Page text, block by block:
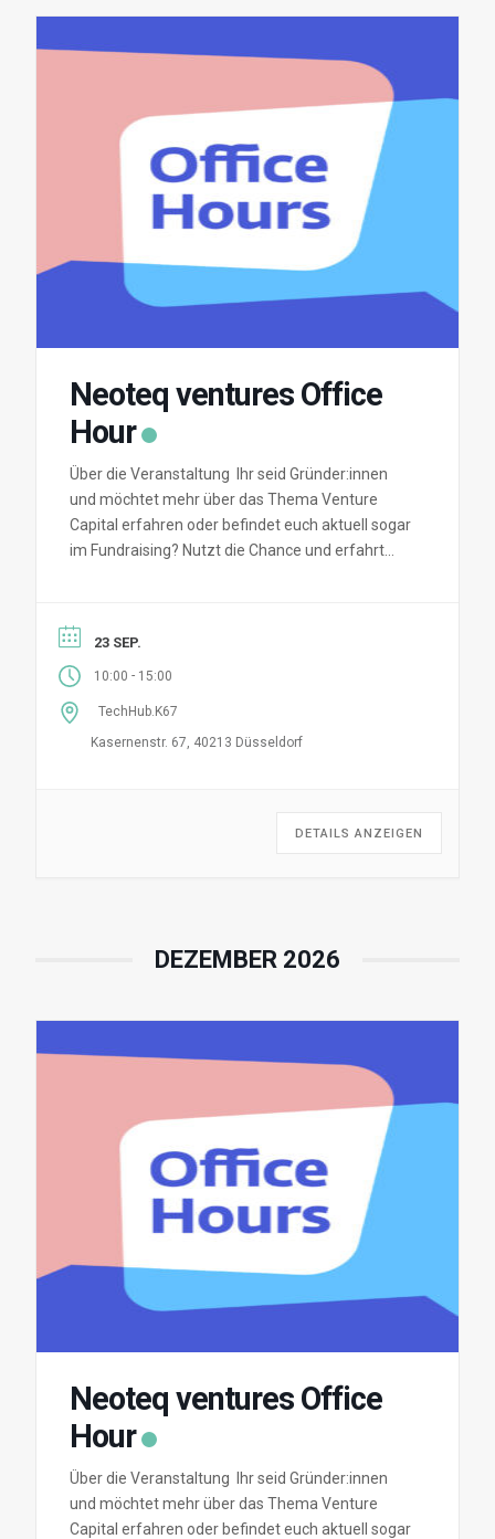
Neoteq ventures Office
Hour
Über die Veranstaltung Ihr seid Gründer:innen
und möchtet mehr über das Thema Venture
Capital erfahren oder befindet euch aktuell sogar
im Fundraising? Nutzt die Chance und erfahrt
23 SEP.
10:00 - 15:00
TechHub.K67
Kasernenstr. 67, 40213 Düsseldorf
DETAILS ANZEIGEN
DEZEMBER 2026
Neoteq ventures Office
Hour
Über die Veranstaltung Ihr seid Gründer:innen
und möchtet mehr über das Thema Venture
Capital erfahren oder befindet euch aktuell sogar